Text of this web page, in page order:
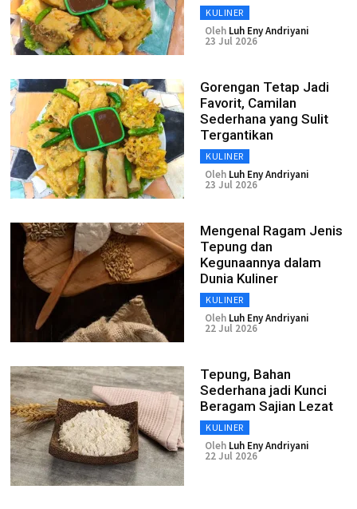
KULINER
Oleh Luh Eny Andriyani
23 Jul 2026
Gorengan Tetap Jadi
Favorit, Camilan
Sederhana yang Sulit
Tergantikan
KULINER
Oleh Luh Eny Andriyani
23 Jul 2026
Mengenal Ragam Jenis
Tepung dan
Kegunaannya dalam
Dunia Kuliner
KULINER
Oleh Luh Eny Andriyani
22 Jul 2026
Tepung, Bahan
Sederhana jadi Kunci
Beragam Sajian Lezat
KULINER
Oleh Luh Eny Andriyani
22 Jul 2026